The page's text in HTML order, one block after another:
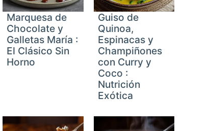
Marquesa de
Chocolate y
Galletas María :
El Clásico Sin
Horno
Guiso de
Quinoa,
Espinacas y
Champiñones
con Curry y
Coco :
Nutrición
Exótica